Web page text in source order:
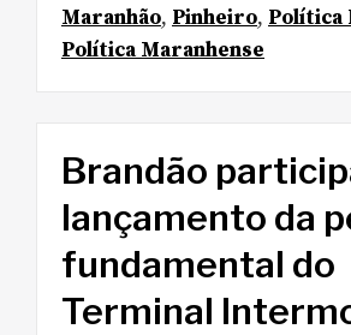
Maranhão, Pinheiro, Política
Política Maranhense
Brandão
lançamento da
fundamental do
Terminal